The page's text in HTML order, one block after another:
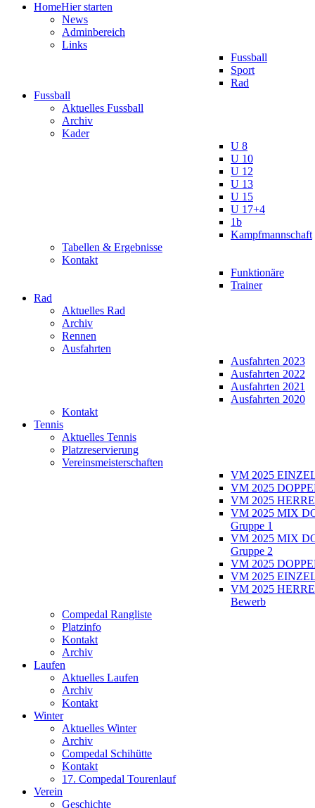
HomeHier starten
News
Adminbereich
Links
Fussball
Sport
Rad
Fussball
Aktuelles Fussball
Archiv
Kader
U 8
U 10
U 12
U 13
U 15
U 17+4
1b
Kampfmannschaft
Tabellen & Ergebnisse
Kontakt
Funktionäre
Trainer
Rad
Aktuelles Rad
Archiv
Rennen
Ausfahrten
Ausfahrten 2023
Ausfahrten 2022
Ausfahrten 2021
Ausfahrten 2020
Kontakt
Tennis
Aktuelles Tennis
Platzreservierung
Vereinsmeisterschaften
VM 2025
VM 2025
VM 2025
VM 2025 MIX
Gruppe 1
VM 2025 MIX
Gruppe 2
VM 2025
VM 2025
VM 2025
Bewerb
Compedal Rangliste
Platzinfo
Kontakt
Archiv
Laufen
Aktuelles Laufen
Archiv
Kontakt
Winter
Aktuelles Winter
Archiv
Compedal Schihütte
Kontakt
17. Compedal Tourenlauf
Verein
Geschichte